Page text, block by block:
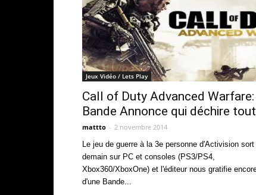
Jeux Vidéo / Lets Play
Call of Duty Advanced
Bande Annonce qui déchire tout
mattto - 2 novembre 2014
Le jeu de guerre à la 3e personne d'Activision sort
demain sur PC et consoles (PS3/PS4,
Xbox360/XboxOne) et l'éditeur nous gratifie
d'une Bande...